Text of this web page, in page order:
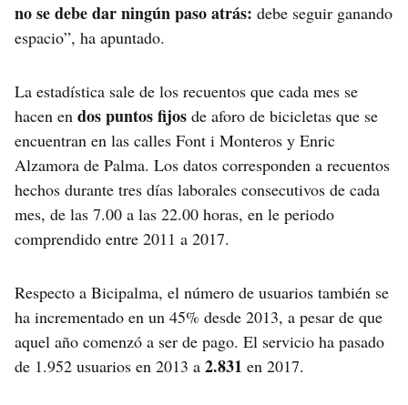
no se debe dar ningún paso atrás: debe seguir ganando
espacio”, ha apuntado.
La estadística sale de los recuentos que cada mes se
hacen en dos puntos fijos de aforo de bicicletas que se
encuentran en las calles Font i Monteros y Enric
Alzamora de Palma. Los datos corresponden a recuentos
hechos durante tres días laborales consecutivos de cada
mes, de las 7.00 a las 22.00 horas, en le periodo
comprendido entre 2011 a 2017.
Respecto a Bicipalma, el número de usuarios también se
ha incrementado en un 45% desde 2013, a pesar de que
aquel año comenzó a ser de pago. El servicio ha pasado
de 1.952 usuarios en 2013 a 2.831 en 2017.